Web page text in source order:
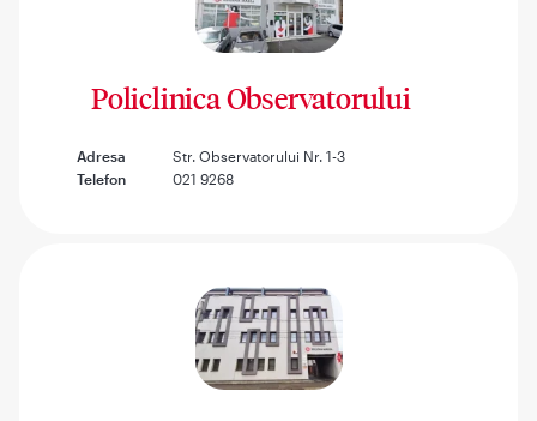
Policlinica Observatorului
Adresa
Str. Observatorului Nr. 1-3
Telefon
021 9268